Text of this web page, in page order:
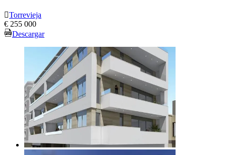
Torrevieja
€ 255 000
Descargar